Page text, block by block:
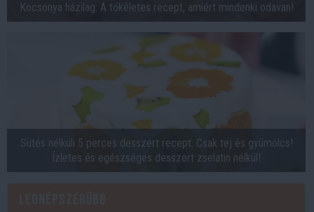
Kocsonya házilag: A tökéletes recept, amiért mindenki odavan!
Sütés nélküli 5 perces desszert recept. Csak tej és gyümölcs!
Ízletes és egészséges desszert zselatin nélkül!